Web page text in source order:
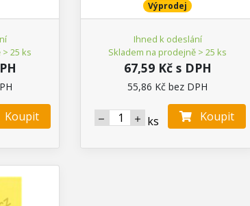
25 ks
Výprodej
Ihned k odeslání
Skladem na prodejně > 25 ks
67,59 Kč s DPH
55,86 Kč bez DPH
ks Koupit